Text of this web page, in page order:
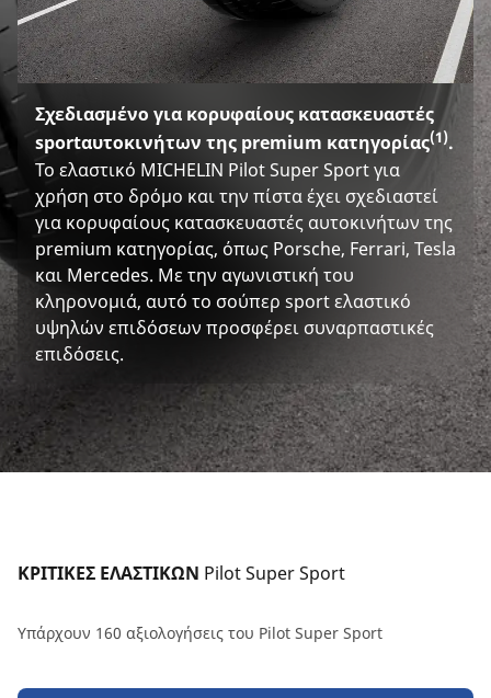
Σχεδιασμένο για κορυφαίους κατασκευαστές
sportαυτοκινήτων της premium κατηγορίας(1).
Το ελαστικό MICHELIN Pilot Super Sport για
χρήση στο δρόμο και την πίστα έχει σχεδιαστεί
για κορυφαίους κατασκευαστές αυτοκινήτων της
premium κατηγορίας, όπως Porsche, Ferrari, Tesla
και Mercedes. Με την αγωνιστική του
κληρονομιά, αυτό το σούπερ sport ελαστικό
υψηλών επιδόσεων προσφέρει συναρπαστικές
επιδόσεις.
ΚΡΙΤΙΚΕΣ ΕΛΑΣΤΙΚΩΝ Pilot Super Sport
Υπάρχουν 160 αξιολογήσεις του Pilot Super Sport